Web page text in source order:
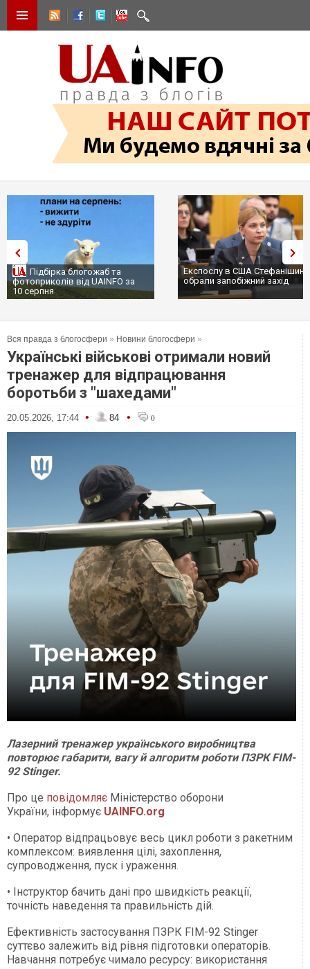
Підбірка блогожаб та
фотоприколів від UAINFO за
10 серпня
Експослу в США
обрали запобіжний захід
Вся правда з блогосфери » Новини блогосфери »
Українські військові отримали новий
тренажер для відпрацювання
боротьби з "шахедами"
20.05.2026, 17:44 • 84 • 0
Лазерний тренажер українського виробництва
повторює габарити, вагу й алгоритм роботи ПЗРК FIM-
92 Stinger.
Про це повідомляє Міністерство оборони
України, інформує UAINFO.org
• Оператор відпрацьовує весь цикл роботи з ракетним
комплексом: виявлення цілі, захоплення,
супроводження, пуск і ураження.
• Інструктор бачить дані про швидкість реакції,
точність наведення та правильність дій.
Ефективність застосування ПЗРК FIM-92 Stinger
суттєво залежить від рівня підготовки операторів.
Навчання потребує чимало ресурсу: використання